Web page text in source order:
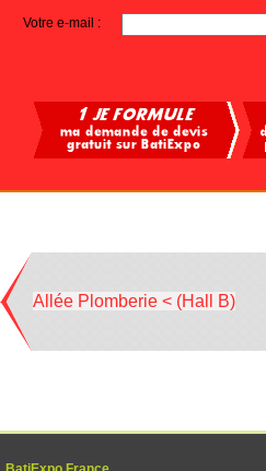
Votre e-mail :
Allée Plomberie < (Hall B)